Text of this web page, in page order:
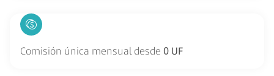
Comisión única mensual desde 0 UF